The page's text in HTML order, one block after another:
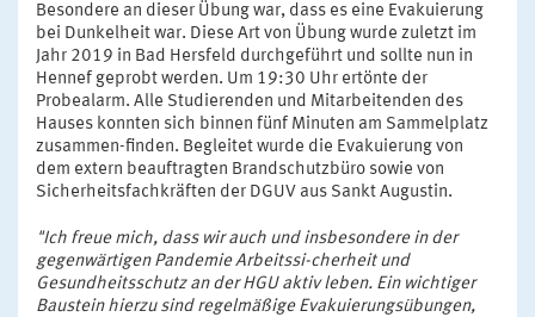
Besondere an dieser Übung war, dass es eine Evakuierung
bei Dunkelheit war. Diese Art von Übung wurde zuletzt im
Jahr 2019 in Bad Hersfeld durchgeführt und sollte nun in
Hennef geprobt werden. Um 19:30 Uhr ertönte der
Probealarm. Alle Studierenden und Mitarbeitenden des
Hauses konnten sich binnen fünf Minuten am Sammelplatz
zusammen-finden. Begleitet wurde die Evakuierung von
dem extern beauftragten Brandschutzbüro sowie von
Sicherheitsfachkräften der DGUV aus Sankt Augustin.
"Ich freue mich, dass wir auch und insbesondere in der
gegenwärtigen Pandemie Arbeitssi-cherheit und
Gesundheitsschutz an der HGU aktiv leben. Ein wichtiger
Baustein hierzu sind regelmäßige Evakuierungsübungen,